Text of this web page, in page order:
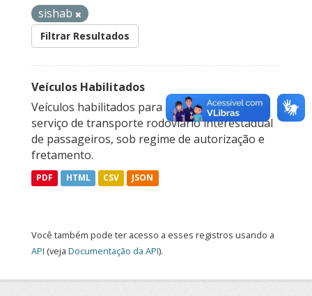
sishab
Filtrar Resultados
Veículos Habilitados
Veículos habilitados para a prestação do
serviço de transporte rodoviário interestadual
de passageiros, sob regime de autorização e
fretamento.
PDF HTML CSV JSON
Você também pode ter acesso a esses registros usando a
API (veja Documentação da API).